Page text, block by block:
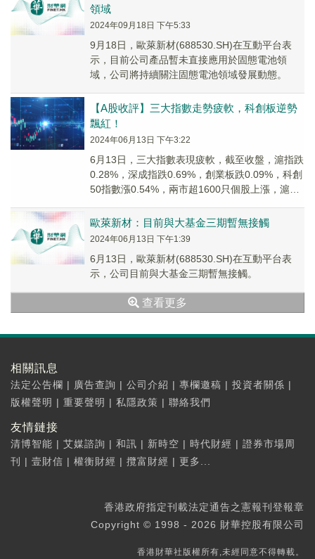
領域
2024年09月18日 下午5:33
9月18日，歐萊新材(688530.SH)在互動平台表
示，目前公司產品暫未直接應用於固態電池領
域，公司將持續關注固態電池領域發展動態。
【A股收評】三大指數走勢疲軟，科創板逆勢
飄紅！
2024年06月13日 下午3:22
6月13日，三大指數表現疲軟，截至收盤，滬指跌
0.28%，深成指跌0.69%，創業板跌0.09%，科創
50指數漲0.54%，兩市超1600只個股上漲，滬深
歐萊新材：目前與大基金三期暫無接觸
2024年06月13日 下午1:39
6月13日，歐萊新材(688530.SH)在互動平台表
示，公司目前與大基金三期暫無接觸。
查看更多
相關訊息
法定公告欄 | 廣告查詢 | 公司介紹 | 專欄邀稿 | 投資者關係 |
版權聲明 | 重要聲明 | 私隱政策 | 聯絡我們
友情鏈接
清博智能 | 艾媒諮詢 | 和訊 | 新時空 | 時代財經 | 證券市場周
刊
| 壹財信 | 權衡財經 | 攬富財經 | 更多...
香港政府指定刊載法定通告之憲報刊登報章
Copyright © 1998 - 2026 財華控股有限公司
香港財華社版權所有,未經同意不得轉載。